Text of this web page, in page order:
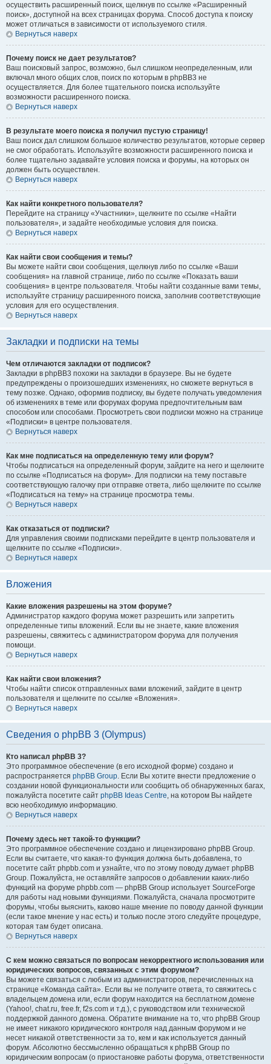
осуществить расширенный поиск, щелкнув по ссылке «Расширенный
поиск», доступной на всех страницах форума. Способ доступа к поиску
может отличаться в зависимости от используемого стиля.
Вернуться наверх
Почему поиск не дает результатов?
Ваш поисковый запрос, возможно, был слишком неопределенным, или
включал много общих слов, поиск по которым в phpBB3 не
осуществляется. Для более тщательного поиска используйте
возможности расширенного поиска.
Вернуться наверх
В результате моего поиска я получил пустую страницу!
Ваш поиск дал слишком большое количество результатов, которые сервер
не смог обработать. Используйте возможности расширенного поиска и
более тщательно задавайте условия поиска и форумы, на которых он
должен быть осуществлен.
Вернуться наверх
Как найти конкретного пользователя?
Перейдите на страницу «Участники», щелкните по ссылке «Найти
пользователя», и задайте необходимые условия для поиска.
Вернуться наверх
Как найти свои сообщения и темы?
Вы можете найти свои сообщения, щелкнув либо по ссылке «Ваши
сообщения» на главной странице, либо по ссылке «Показать ваши
сообщения» в центре пользователя. Чтобы найти созданные вами темы,
используйте страницу расширенного поиска, заполнив соответствующие
условия для его осуществления.
Вернуться наверх
Закладки и подписки на темы
Чем отличаются закладки от подписок?
Закладки в phpBB3 похожи на закладки в браузере. Вы не будете
предупреждены о произошедших изменениях, но сможете вернуться в
тему позже. Однако, оформив подписку, вы будете получать уведомления
об изменениях в теме или форумах форума предпочтительным вам
способом или способами. Просмотреть свои подписки можно на странице
«Подписки» в центре пользователя.
Вернуться наверх
Как мне подписаться на определенную тему или форум?
Чтобы подписаться на определенный форум, зайдите на него и щелкните
по ссылке «Подписаться на форум». Для подписки на тему поставьте
соответствующую галочку при отправке ответа, либо щелкните по ссылке
«Подписаться на тему» на странице просмотра темы.
Вернуться наверх
Как отказаться от подписки?
Для управления своими подписками перейдите в центр пользователя и
щелкните по ссылке «Подписки».
Вернуться наверх
Вложения
Какие вложения разрешены на этом форуме?
Администратор каждого форума может разрешить или запретить
определенные типы вложений. Если вы не знаете, какие вложения
разрешены, свяжитесь с администратором форума для получения
помощи.
Вернуться наверх
Как найти свои вложения?
Чтобы найти список отправленных вами вложений, зайдите в центр
пользователя и щелкните по ссылке «Вложения».
Вернуться наверх
Сведения о phpBB 3 (Olympus)
Кто написал phpBB 3?
Это программное обеспечение (в его исходной форме) создано и
распространяется phpBB Group. Если Вы хотите внести предложение о
создании новой функциональности или сообщить об обнаруженных багах,
пожалуйста посетите сайт phpBB Ideas Centre, на котором Вы найдете
всю необходимую информацию.
Вернуться наверх
Почему здесь нет такой-то функции?
Это программное обеспечение создано и лицензировано phpBB Group.
Если вы считаете, что какая-то функция должна быть добавлена, то
посетите сайт phpbb.com и узнайте, что по этому поводу думает phpBB
Group. Пожалуйста, не оставляйте запросов о добавлении каких-либо
функций на форуме phpbb.com — phpBB Group использует SourceForge
для работы над новыми функциями. Пожалуйста, сначала просмотрите
форумы, чтобы выяснить, каково наше мнение по поводу данной функции
(если такое мнение у нас есть) и только после этого следуйте процедуре,
которая там будет описана.
Вернуться наверх
С кем можно связаться по вопросам некорректного использования или
юридических вопросов, связанных с этим форумом?
Вы можете связаться с любым из администраторов, перечисленных на
странице «Команда сайта». Если вы не получите ответа, то свяжитесь с
владельцем домена или, если форум находится на бесплатном домене
(Yahoo!, chat.ru, free.fr, f2s.com и т.д.), с руководством или технической
поддержкой данного домена. Обратите внимание на то, что phpBB Group
не имеет никакого юридического контроля над данным форумом и не
несет никакой ответственности за то, кем и как используется данный
форум. Абсолютно бессмысленно обращаться к phpBB Group по
юридическим вопросам (о приостановке работы форума, ответственности